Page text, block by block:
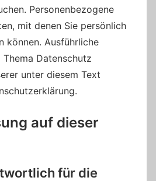
Personenbezogene
mit denen Sie persönlich
können. Ausführliche
Datenschutz
unter diesem Text
auf dieser
für die